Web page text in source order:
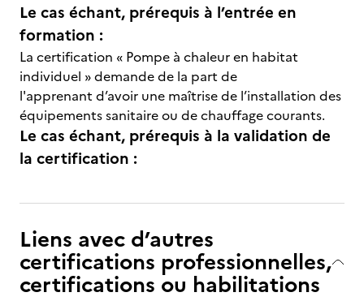
Le cas échant, prérequis à l’entrée en
formation :
La certification « Pompe à chaleur en habitat
individuel » demande de la part de
l'apprenant d’avoir une maîtrise de l’installation des
équipements sanitaire ou de chauffage courants.
Le cas échant, prérequis à la validation de
la certification :
Liens avec d’autres
certifications professionnelles,
certifications ou habilitations